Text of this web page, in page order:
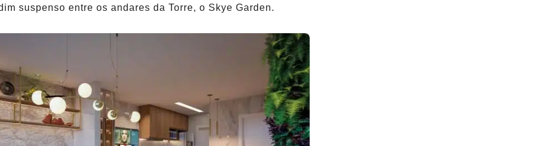
suspenso entre os andares da Torre, o Skye Garden.